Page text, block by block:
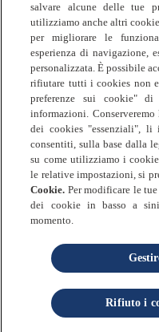
Sitemap
© 2025 Reckitt
S.p.A • Tutti i
Reckitt Benckiser
Via Spadolini, n. 7
Partita IVA
Codice Fiscale e
registro delle
Numero R.E.A. MI -
Capitale sociale
Socio unico
S.r.l.
salvare alcune delle tue
utilizziamo anche altri
per migliorare le
esperienza di navigazione,
personalizzata. È possibile
rifiutare tutti i cookies non
preferenze sui cookie"
informazioni.
dei cookies "essenziali", li
consentiti, sulla base dalla
su come utilizziamo i
le relative impostazioni, si
Cookie. Per modificare le
dei cookie in basso a
momento.
Rifiuto i